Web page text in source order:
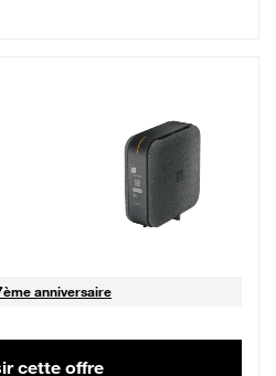
puis 49,99 € par mois, Sans engagement
anniversaire
cette offre